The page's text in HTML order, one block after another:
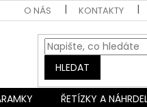
O NÁS KONTAKTY
HLEDAT
ŘETÍZKY A